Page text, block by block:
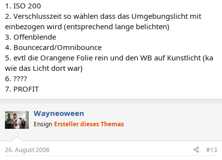
1. ISO 200
2. Verschlusszeit so wählen dass das Umgebungslicht mit
einbezogen wird (entsprechend lange belichten)
3. Offenblende
4. Bouncecard/Omnibounce
5. evtl die Orangene Folie rein und den WB auf Kunstlicht (ka
wie das Licht dort war)
6. ????
7. PROFIT
Wayneoween
Ensign Ersteller dieses Themas
26. August 2008 #13